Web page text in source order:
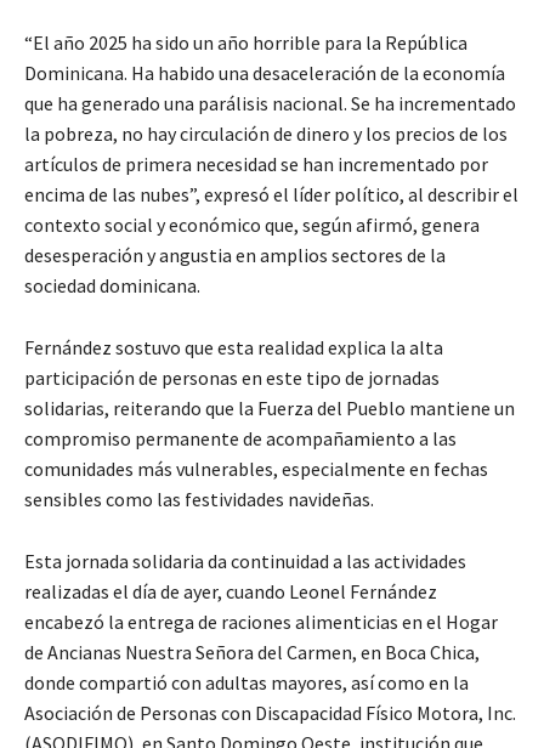
“El año 2025 ha sido un año horrible para la República
Dominicana. Ha habido una desaceleración de la economía
que ha generado una parálisis nacional. Se ha incrementado
la pobreza, no hay circulación de dinero y los precios de los
artículos de primera necesidad se han incrementado por
encima de las nubes”, expresó el líder político, al describir el
contexto social y económico que, según afirmó, genera
desesperación y angustia en amplios sectores de la
sociedad dominicana.
Fernández sostuvo que esta realidad explica la alta
participación de personas en este tipo de jornadas
solidarias, reiterando que la Fuerza del Pueblo mantiene un
compromiso permanente de acompañamiento a las
comunidades más vulnerables, especialmente en fechas
sensibles como las festividades navideñas.
Esta jornada solidaria da continuidad a las actividades
realizadas el día de ayer, cuando Leonel Fernández
encabezó la entrega de raciones alimenticias en el Hogar
de Ancianas Nuestra Señora del Carmen, en Boca Chica,
donde compartió con adultas mayores, así como en la
Asociación de Personas con Discapacidad Físico Motora, Inc.
(ASODIFIMO), en Santo Domingo Oeste, institución que